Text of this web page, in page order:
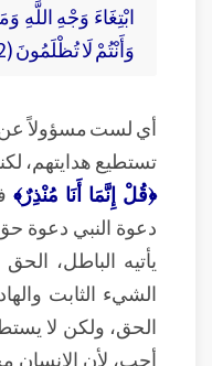
ابْتِغَاءَ وَجْهِ اللَّهِ
وَأَنْتُمْ لَا تُظْلَمُونَ (272)﴾
أي لست مسؤولاً عن
تستطيع هدايتهم،
﴿قُلْ إِنَّمَا أَنَا مُنْذِرٌ﴾
دعوة النبي دعوة
يأتيه الباطل،
الشيء الثابت
الحق، ولكن لا
أحب، لأن الإنسان